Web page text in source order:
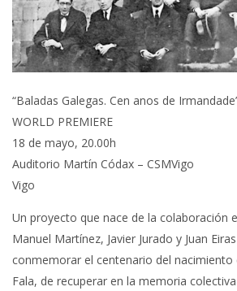
“Baladas Galegas. Cen anos de
WORLD PREMIERE
18 de mayo, 20.00h
Auditorio Martín Códax – CSMVigo
Vigo
Un proyecto que nace de la colaboración
Manuel Martínez, Javier Jurado y Juan
conmemorar el centenario del nacimiento
Fala, de recuperar en la memoria